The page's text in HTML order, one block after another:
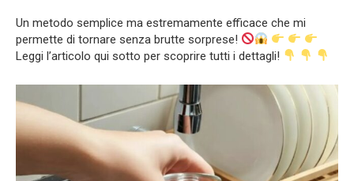
Un metodo semplice ma estremamente efficace che mi
permette di tornare senza brutte sorprese!
Leggi l’articolo qui sotto per scoprire tutti i dettagli!